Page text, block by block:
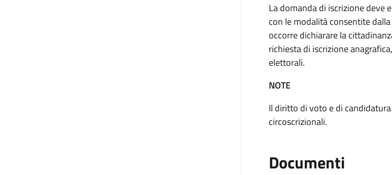
La domanda di iscrizione deve
con le modalità consentite
occorre dichiarare la
richiesta di iscrizione
elettorali.
NOTE
Il diritto di voto e di
circoscrizionali.
Documenti